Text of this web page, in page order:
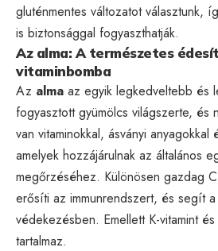
gluténmentes változatot választunk,
is biztonsággal fogyaszthatják.
Az alma: A természetes
vitaminbomba
Az alma az egyik legkedveltebb és
fogyasztott gyümölcs világszerte, és
van vitaminokkal, ásványi anyagokkal
amelyek hozzájárulnak az általános
megőrzéséhez. Különösen gazdag
erősíti az immunrendszert, és segít
védekezésben. Emellett K-vitamint
tartalmaz.